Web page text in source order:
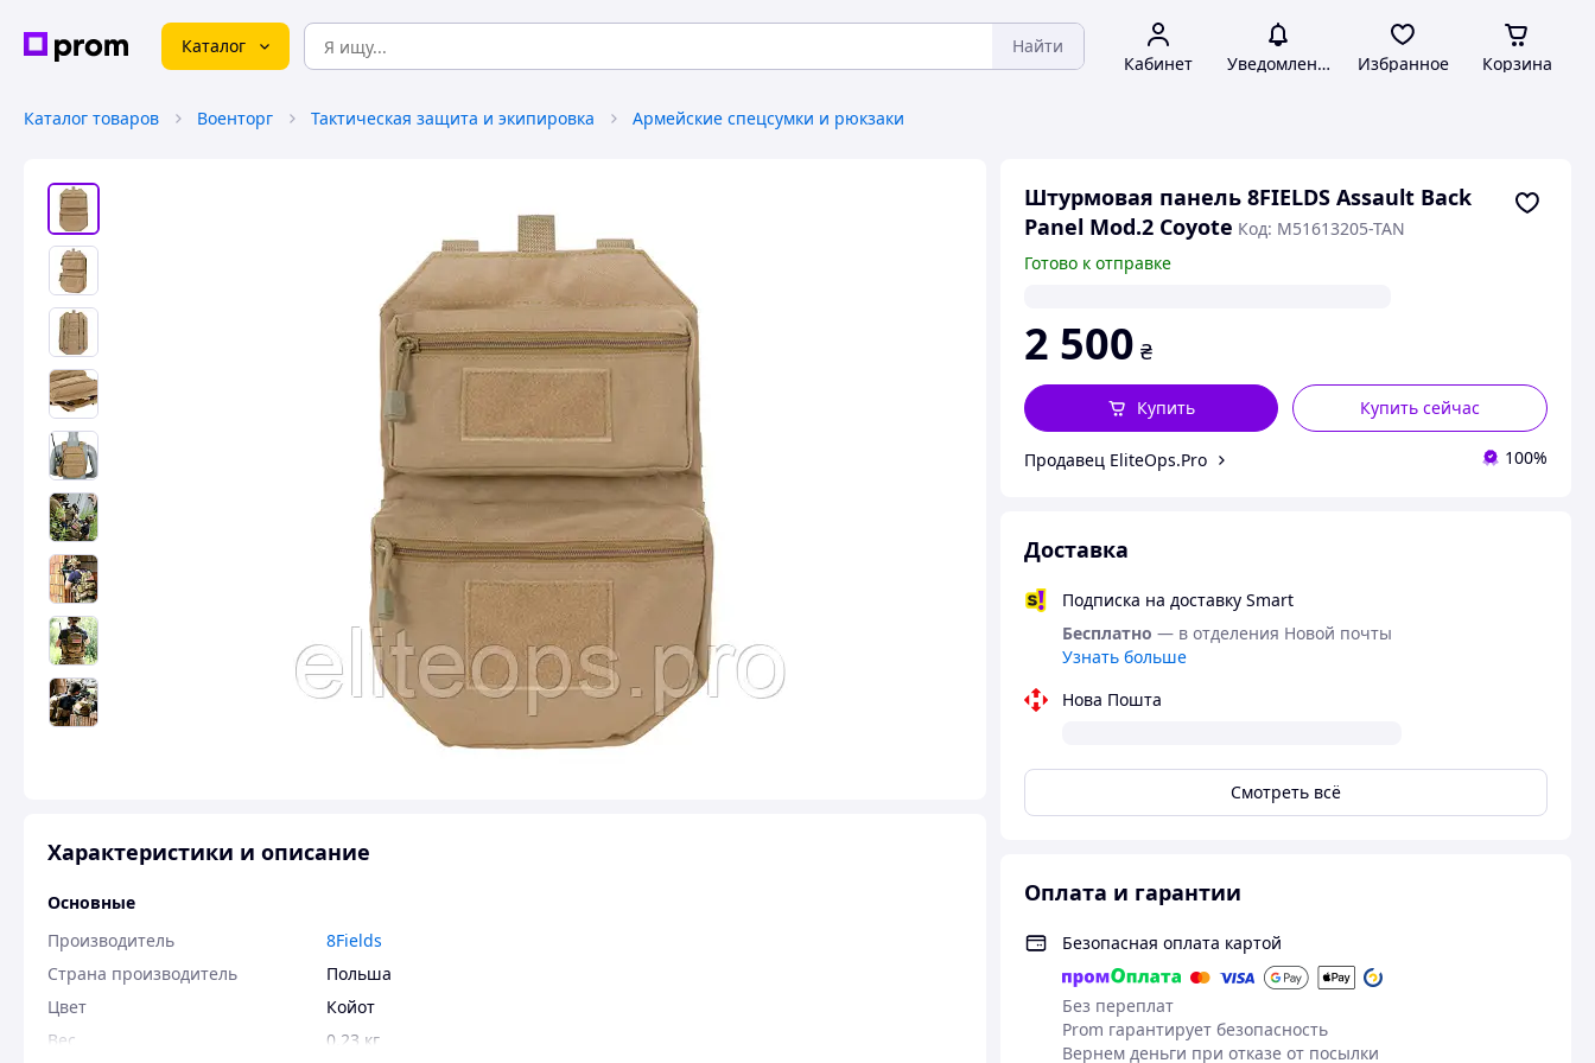
Каталог Найти
Кабинет Уведомления Избранное Корзина
Каталог товаров Военторг Тактическая защита и экипировка Армейские спецсумки и рюкзаки
Штурмовая панель 8FIELDS Assault Back
Panel Mod.2 Coyote Код: M51613205-TAN
Готово к отправке
2 500 ₴
Купить сейчас
Купить
Продавец EliteOps.Pro 100%
Доставка
Подписка на доставку Smart
Бесплатно — в отделения Новой почты
Узнать больше
Нова Пошта
Смотреть всё
Оплата и гарантии
Безопасная оплата картой
Без переплат
Prom гарантирует безопасность
Вернем деньги при отказе от посылки
Характеристики и описание
Основные
Производитель
8Fields
Страна производитель
Польша
Цвет
Койот
Вес
0.23 кг